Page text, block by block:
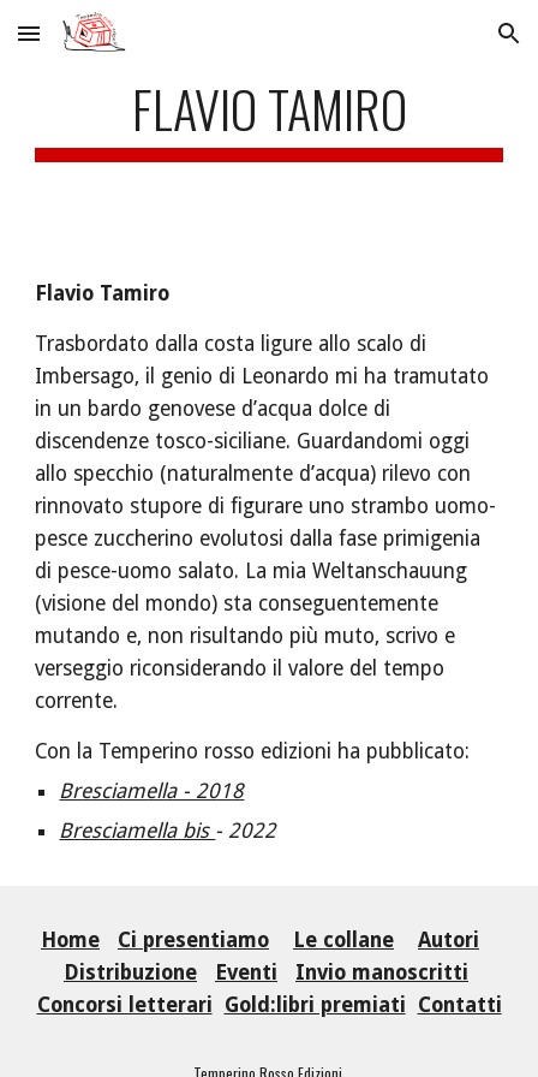
Skip to main content Skip to navigation
FLAVIO TAMIRO
Flavio Tamiro
Trasbordato dalla costa ligure allo scalo di
Imbersago, il genio di Leonardo mi ha tramutato
in un bardo genovese d’acqua dolce di
discendenze tosco-siciliane. Guardandomi oggi
allo specchio (naturalmente d’acqua) rilevo con
rinnovato stupore di figurare uno strambo uomo-
pesce zuccherino evolutosi dalla fase primigenia
di pesce-uomo salato. La mia Weltanschauung
(visione del mondo) sta conseguentemente
mutando e, non risultando più muto, scrivo e
verseggio riconsiderando il valore del tempo
corrente.
Con la Temperino rosso edizioni ha pubblicato:
Bresciamella - 2018
Bresciamella bis - 2022
Home Ci presentiamo Le collane
Autori
Distribuzione
Eventi
Invio manoscritti
Concorsi letterari Gold:libri premiati Contatti
Temperino Rosso Edizioni